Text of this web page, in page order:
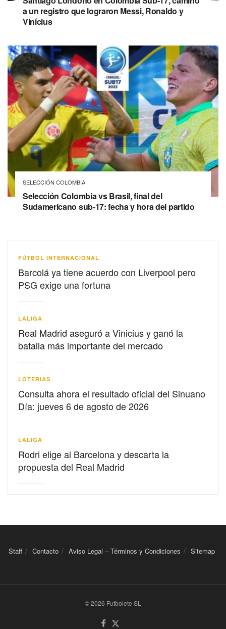
a un registro que lograron Messi, Ronaldo y
Vinícius
SELECCIÓN COLOMBIA
Selección Colombia vs Brasil, final del
Sudamericano sub-17: fecha y hora del partido
FÚTBOL INTERNACIONAL
Barcolá ya tiene acuerdo con Liverpool pero
PSG exige una fortuna
LALIGA
Real Madrid aseguró a Vinicius y ganó la
batalla más importante del mercado
LOTERIAS
Consulta ahora el resultado oficial del Sinuano
Día: jueves 6 de agosto de 2026
LALIGA
Rodri elige al Barcelona y descarta la
propuesta del Real Madrid
Staff Contacto Aviso Legal – Términos y Condiciones Sitemap
© 2026 Futbolete SL